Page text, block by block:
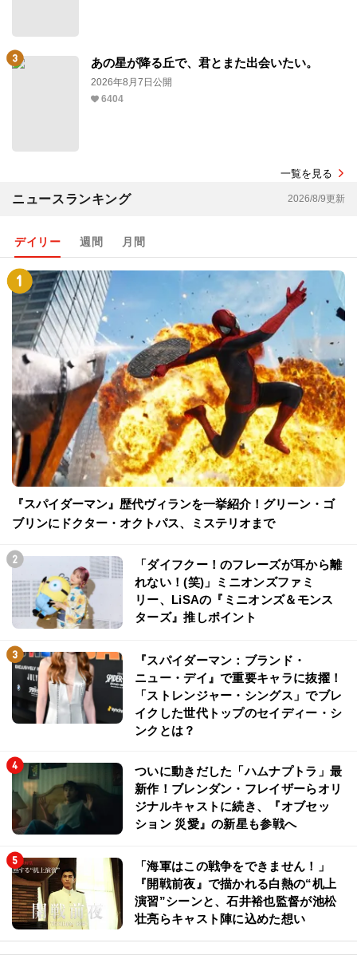
あの星が降る丘で、君とまた出会いたい。
2026年8月7日公開
6404
一覧を見る
ニュースランキング 2026/8/9更新
デイリー 週間 月間
『スパイダーマン』歴代ヴィランを一挙紹介！グリーン・ゴ
ブリンにドクター・オクトパス、ミステリオまで
「ダイフクー！のフレーズが耳から離
れない！(笑)」ミニオンズファミ
リー、LiSAの『ミニオンズ＆モンス
ターズ』推しポイント
『スパイダーマン：ブランド・
ニュー・デイ』で重要キャラに抜擢！
「ストレンジャー・シングス」でブレ
イクした世代トップのセイディー・シ
ンクとは？
ついに動きだした「ハムナプトラ」最
新作！ブレンダン・フレイザーらオリ
ジナルキャストに続き、『オブセッ
ション 災愛』の新星も参戦へ
「海軍はこの戦争をできません！」
『開戦前夜』で描かれる白熱の“机上
演習”シーンと、石井裕也監督が池松
壮亮らキャスト陣に込めた想い